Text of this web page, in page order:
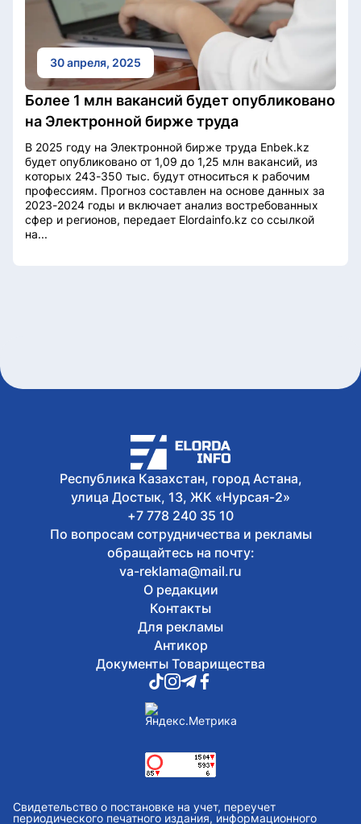
30 апреля, 2025
Более 1 млн вакансий будет опубликовано
на Электронной бирже труда
В 2025 году на Электронной бирже труда Enbek.kz
будет опубликовано от 1,09 до 1,25 млн вакансий, из
которых 243-350 тыс. будут относиться к рабочим
профессиям. Прогноз составлен на основе данных за
2023-2024 годы и включает анализ востребованных
сфер и регионов, передает Elordainfo.kz со ссылкой
на...
Республика Казахстан, город Астана,
улица Достык, 13, ЖК «Нурсая-2»
+7 778 240 35 10
По вопросам сотрудничества и рекламы
обращайтесь на почту:
va-reklama@mail.ru
О редакции
Контакты
Для рекламы
Антикор
Документы Товарищества
Свидетельство о постановке на учет, переучет
периодического печатного издания, информационного